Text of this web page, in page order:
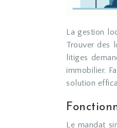
La gestion locative peut s’avérer complexe et chronophage pour les propriétaires.
Trouver des
litiges
immobilier.
solution
Le mandat